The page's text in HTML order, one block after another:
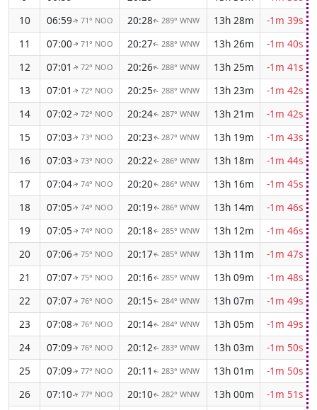
10
06:59↑ 71° NOO 20:28↑ 289° WNW 13h 28m
-1m 39s
11
07:00↑ 71° NOO 20:27↑ 288° WNW 13h 26m
-1m 40s
12
07:01 ↑ 72° NOO 20:26↑ 288° WNW 13h 25m
-1m 41s
13
07:01 ↑ 72° NOO 20:25↑ 288° WNW 13h 23m
-1m 42s
14
07:02↑ 72° NOO 20:24↑ 287° WNW 13h 21m
-1m 42s
15
07:03↑ 73° NOO 20:23↑ 287° WNW 13h 19m
-1m 43s
16
07:03↑ 73° NOO 20:22↑ 286° WNW 13h 18m
-1m 44s
17
07:04↑ 74° NOO 20:20↑ 286° WNW 13h 16m
-1m 45s
18
07:05↑ 74° NOO 20:19↑ 286° WNW 13h 14m
-1m 46s
19
07:05↑ 74° NOO 20:18↑ 285° WNW 13h 12m
-1m 46s
20
07:06↑ 75° NOO 20:17↑ 285° WNW 13h 11m
-1m 47s
21
07:07↑ 75° NOO 20:16↑ 285° WNW 13h 09m
-1m 48s
22
07:07↑ 76° NOO 20:15↑ 284° WNW 13h 07m
-1m 49s
23
07:08↑ 76° NOO 20:14↑ 284° WNW 13h 05m
-1m 49s
24
07:09↑ 76° NOO 20:12↑ 283° WNW 13h 03m
-1m 50s
25
07:09↑ 77° NOO 20:11 ↑ 283° WNW 13h 01m
-1m 50s
26
07:10↑ 77° NOO 20:10↑ 282° WNW 13h 00m
-1m 51s